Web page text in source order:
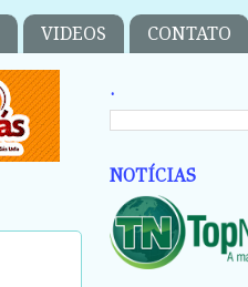
VIDEOS CONTATO
.
NOTÍCIAS